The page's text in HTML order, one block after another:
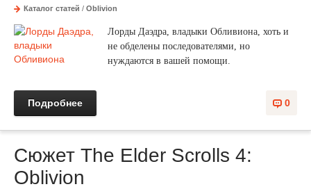
Каталог статей / Oblivion
Лорды Даэдра, владыки Обливиона, хоть и
не обделены последователями, но
нуждаются в вашей помощи.
0
Подробнее
Сюжет The Elder Scrolls 4:
Oblivion